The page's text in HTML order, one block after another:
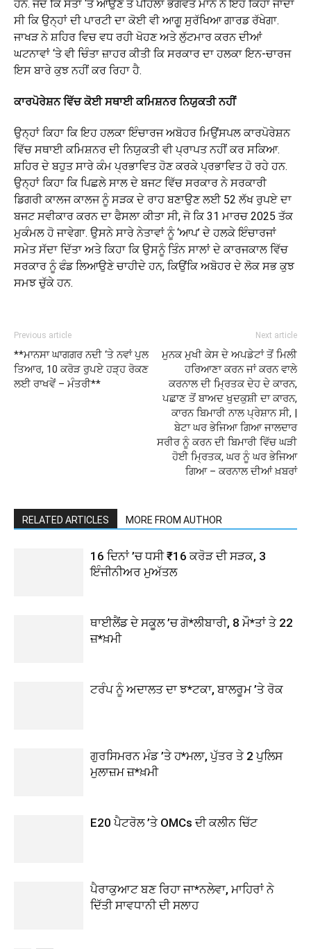
ਹਨ. ਜਦੋਂ ਕਿ ਸੱਤਾ ‘ਤੇ ਆਉਣ ਤੋਂ ਪਹਿਲਾਂ ਭਗਵੰਤ ਮਾਨ ਨੇ ਇਹ ਕਿਹਾ ਜਾਂਦਾ
ਸੀ ਕਿ ਉਨ੍ਹਾਂ ਦੀ ਪਾਰਟੀ ਦਾ ਕੋਈ ਵੀ ਆਗੂ ਸੁਰੱਖਿਆ ਗਾਰਡ ਰੱਖੇਗਾ.
ਜਾਖੜ ਨੇ ਸ਼ਹਿਰ ਵਿਚ ਵਧ ਰਹੀ ਖੋਹਣ ਅਤੇ ਲੁੱਟਮਾਰ ਕਰਨ ਦੀਆਂ
ਘਟਨਾਵਾਂ ‘ਤੇ ਵੀ ਚਿੰਤਾ ਜ਼ਾਹਰ ਕੀਤੀ ਕਿ ਸਰਕਾਰ ਦਾ ਹਲਕਾ ਇਨ-ਚਾਰਜ
ਇਸ ਬਾਰੇ ਕੁਝ ਨਹੀਂ ਕਰ ਰਿਹਾ ਹੈ.
ਕਾਰਪੋਰੇਸ਼ਨ ਵਿੱਚ ਕੋਈ ਸਥਾਈ ਕਮਿਸ਼ਨਰ ਨਿਯੁਕਤੀ ਨਹੀਂ
ਉਨ੍ਹਾਂ ਕਿਹਾ ਕਿ ਇਹ ਹਲਕਾ ਇੰਚਾਰਜ ਅਬੋਹਰ ਮਿਉਂਸਪਲ ਕਾਰਪੋਰੇਸ਼ਨ
ਵਿੱਚ ਸਥਾਈ ਕਮਿਸ਼ਨਰ ਦੀ ਨਿਯੁਕਤੀ ਵੀ ਪ੍ਰਾਪਤ ਨਹੀਂ ਕਰ ਸਕਿਆ.
ਸ਼ਹਿਰ ਦੇ ਬਹੁਤ ਸਾਰੇ ਕੰਮ ਪ੍ਰਭਾਵਿਤ ਹੋਣ ਕਰਕੇ ਪ੍ਰਭਾਵਿਤ ਹੋ ਰਹੇ ਹਨ.
ਉਨ੍ਹਾਂ ਕਿਹਾ ਕਿ ਪਿਛਲੇ ਸਾਲ ਦੇ ਬਜਟ ਵਿੱਚ ਸਰਕਾਰ ਨੇ ਸਰਕਾਰੀ
ਡਿਗਰੀ ਕਾਲਜ ਕਾਲਜ ਨੂੰ ਸੜਕ ਦੇ ਰਾਹ ਬਣਾਉਣ ਲਈ 52 ਲੱਖ ਰੁਪਏ ਦਾ
ਬਜਟ ਸਵੀਕਾਰ ਕਰਨ ਦਾ ਫੈਸਲਾ ਕੀਤਾ ਸੀ, ਜੋ ਕਿ 31 ਮਾਰਚ 2025 ਤੱਕ
ਮੁਕੰਮਲ ਹੋ ਜਾਵੇਗਾ. ਉਸਨੇ ਸਾਰੇ ਨੇਤਾਵਾਂ ਨੂੰ ‘ਆਪ’ ਦੇ ਹਲਕੇ ਇੰਚਾਰਜਾਂ
ਸਮੇਤ ਸੱਦਾ ਦਿੱਤਾ ਅਤੇ ਕਿਹਾ ਕਿ ਉਸਨੂੰ ਤਿੰਨ ਸਾਲਾਂ ਦੇ ਕਾਰਜਕਾਲ ਵਿੱਚ
ਸਰਕਾਰ ਨੂੰ ਫੰਡ ਲਿਆਉਣੇ ਚਾਹੀਦੇ ਹਨ, ਕਿਉਂਕਿ ਅਬੋਹਰ ਦੇ ਲੋਕ ਸਭ ਕੁਝ
ਸਮਝ ਚੁੱਕੇ ਹਨ.
Previous article
**ਮਾਨਸਾ ਘਾਗਗਰ ਨਦੀ ‘ਤੇ ਨਵਾਂ ਪੁਲ
ਤਿਆਰ, 10 ਕਰੋੜ ਰੁਪਏ ਹੜ੍ਹ ਰੋਕਣ
ਲਈ ਰਾਖਵੇਂ – ਮੰਤਰੀ**
Next article
ਮੁਨਕ ਮੁਖੀ ਕੇਸ ਦੇ ਅਪਡੇਟਾਂ ਤੋਂ ਮਿਲੀ
ਹਰਿਆਣਾ ਕਰਨ ਜਾਂ ਕਰਨ ਵਾਲੇ
ਕਰਨਾਲ ਦੀ ਮ੍ਰਿਤਕ ਦੇਹ ਦੇ ਕਾਰਨ,
ਪਛਾਣ ਤੋਂ ਬਾਅਦ ਖੁਦਕੁਸ਼ੀ ਦਾ ਕਾਰਨ,
ਕਾਰਨ ਬਿਮਾਰੀ ਨਾਲ ਪ੍ਰੇਸ਼ਾਨ ਸੀ, |
ਬੇਟਾ ਘਰ ਭੇਜਿਆ ਗਿਆ ਜਾਲਦਾਰ
ਸਰੀਰ ਨੂੰ ਕਰਨ ਦੀ ਬਿਮਾਰੀ ਵਿੱਚ ਘੜੀ
ਹੋਈ ਮ੍ਰਿਤਕ, ਘਰ ਨੂੰ ਘਰ ਭੇਜਿਆ
ਗਿਆ – ਕਰਨਾਲ ਦੀਆਂ ਖ਼ਬਰਾਂ
RELATED ARTICLES MORE FROM AUTHOR
16 ਦਿਨਾਂ ’ਚ ਧਸੀ ₹16 ਕਰੋੜ ਦੀ ਸੜਕ, 3
ਇੰਜੀਨੀਅਰ ਮੁਅੱਤਲ
ਥਾਈਲੈਂਡ ਦੇ ਸਕੂਲ ’ਚ ਗੋ*ਲੀਬਾਰੀ, 8 ਮੌ*ਤਾਂ ਤੇ 22
ਜ਼*ਖ਼ਮੀ
ਟਰੰਪ ਨੂੰ ਅਦਾਲਤ ਦਾ ਝ*ਟਕਾ, ਬਾਲਰੂਮ ’ਤੇ ਰੋਕ
ਗੁਰਸਿਮਰਨ ਮੰਡ ’ਤੇ ਹ*ਮਲਾ, ਪੁੱਤਰ ਤੇ 2 ਪੁਲਿਸ
ਮੁਲਾਜ਼ਮ ਜ਼*ਖ਼ਮੀ
E20 ਪੈਟਰੋਲ ’ਤੇ OMCs ਦੀ ਕਲੀਨ ਚਿੱਟ
ਪੈਰਾਕੁਆਟ ਬਣ ਰਿਹਾ ਜਾ*ਨਲੇਵਾ, ਮਾਹਿਰਾਂ ਨੇ
ਦਿੱਤੀ ਸਾਵਧਾਨੀ ਦੀ ਸਲਾਹ